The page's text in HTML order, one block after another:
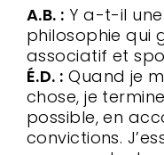
A.B. : Y a-t-il
philosophie qui
associatif et
É.D. : Quand je
chose, je
possible, en
convictions.